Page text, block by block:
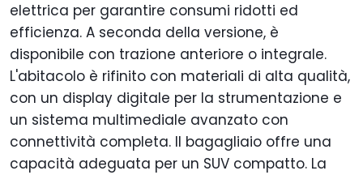
elettrica per garantire consumi ridotti ed
efficienza. A seconda della versione, è
disponibile con trazione anteriore o integrale.
L'abitacolo è rifinito con materiali di alta qualità,
con un display digitale per la strumentazione e
un sistema multimediale avanzato con
connettività completa. Il bagagliaio offre una
capacità adeguata per un SUV compatto. La